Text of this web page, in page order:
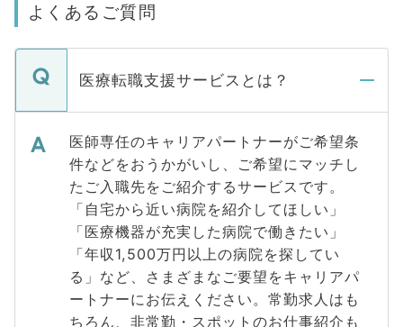
よくあるご質問
医療転職支援サービスとは？
医師専任のキャリアパートナーがご希望条
件などをおうかがいし、ご希望にマッチし
たご入職先をご紹介するサービスです。
「自宅から近い病院を紹介してほしい」
「医療機器が充実した病院で働きたい」
「年収1,500万円以上の病院を探してい
る」など、さまざまなご要望をキャリアパ
ートナーにお伝えください。常勤求人はも
ちろん、非常勤・スポットのお仕事紹介も